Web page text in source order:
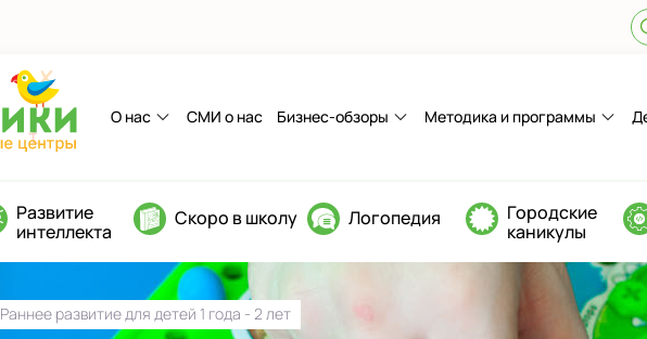
О нас СМИ о нас Бизнес-обзоры Методика и программы
Развитие
интеллекта
Скоро в школу Логопедия
Городские
каникулы
Раннее развитие для детей 1 года - 2 лет